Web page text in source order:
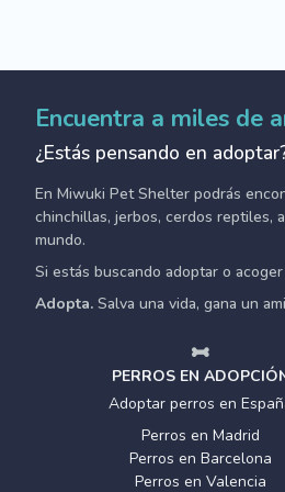
Encuentra a miles de
¿Estás pensando en
En Miwuki Pet Shelter podrás
chinchillas, jerbos, cerdos reptiles,
mundo.
Si estás buscando adoptar o
Adopta. Salva una vida, gana un
PERROS EN
Adoptar perros en
Perros en Madrid
Perros en Barcelona
Perros en Valencia